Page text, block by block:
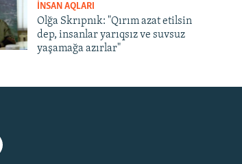
İNSAN AQLARI
Olğa Skrıpnık: "Qırım azat etilsin
dep, insanlar yarıqsız ve suvsuz
yaşamağa azırlar"